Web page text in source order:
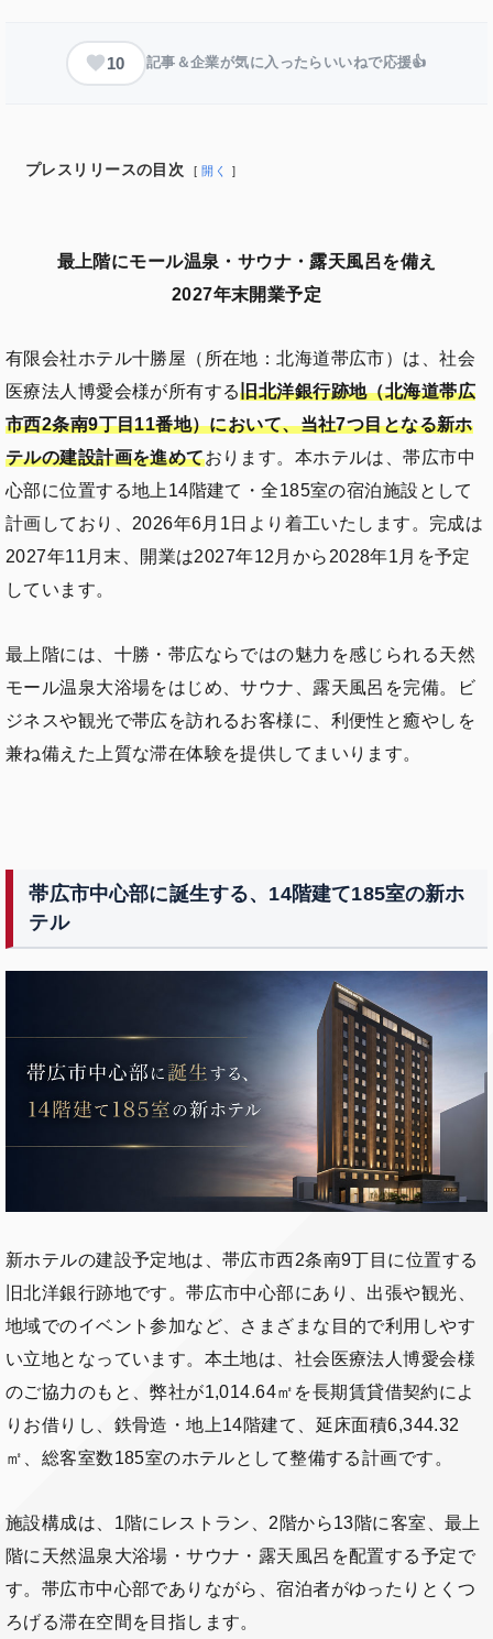
10 記事＆企業が気に入ったらいいねで応援👍
プレスリリースの目次 開く
最上階にモール温泉・サウナ・露天風呂を備え
2027年末開業予定
有限会社ホテル十勝屋（所在地：北海道帯広市）は、社会
医療法人博愛会様が所有する旧北洋銀行跡地（北海道帯広
市西2条南9丁目11番地）において、当社7つ目となる新ホ
テルの建設計画を進めております。本ホテルは、帯広市中
心部に位置する地上14階建て・全185室の宿泊施設として
計画しており、2026年6月1日より着工いたします。完成は
2027年11月末、開業は2027年12月から2028年1月を予定
しています。
最上階には、十勝・帯広ならではの魅力を感じられる天然
モール温泉大浴場をはじめ、サウナ、露天風呂を完備。ビ
ジネスや観光で帯広を訪れるお客様に、利便性と癒やしを
兼ね備えた上質な滞在体験を提供してまいります。
帯広市中心部に誕生する、14階建て185室の新ホ
テル
新ホテルの建設予定地は、帯広市西2条南9丁目に位置する
旧北洋銀行跡地です。帯広市中心部にあり、出張や観光、
地域でのイベント参加など、さまざまな目的で利用しやす
い立地となっています。本土地は、社会医療法人博愛会様
のご協力のもと、弊社が1,014.64㎡を長期賃貸借契約によ
りお借りし、鉄骨造・地上14階建て、延床面積6,344.32
㎡、総客室数185室のホテルとして整備する計画です。
施設構成は、1階にレストラン、2階から13階に客室、最上
階に天然温泉大浴場・サウナ・露天風呂を配置する予定で
す。帯広市中心部でありながら、宿泊者がゆったりとくつ
ろげる滞在空間を目指します。